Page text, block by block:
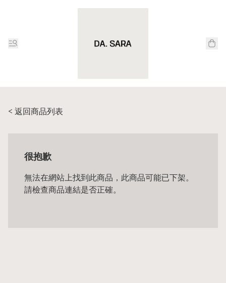
< 返回商品列表
很抱歉
無法在網站上找到此商品，此商品可能已下架。
請檢查商品連結是否正確。